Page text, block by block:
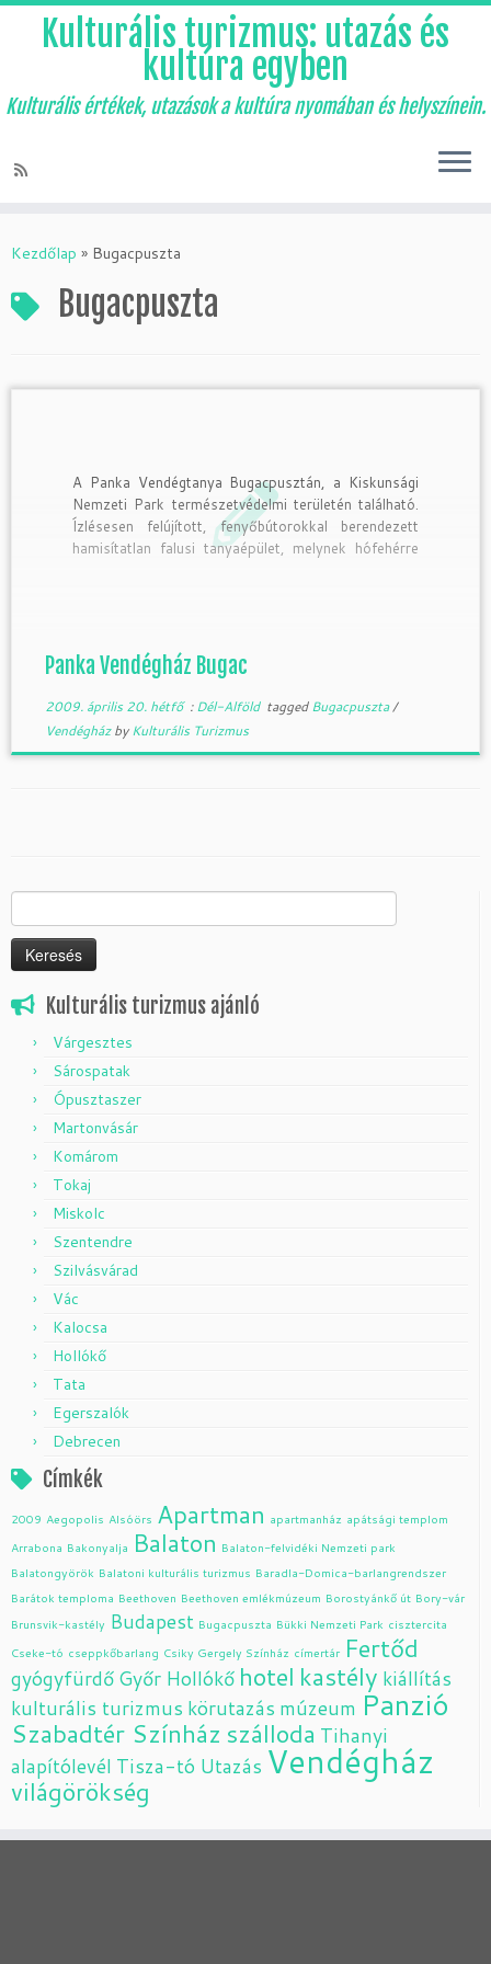
to
Kulturális turizmus: utazás és
kultúra egyben
Kulturális értékek, utazások a kultúra nyomában és helyszínein.
Kezdőlap » Bugacpuszta
Bugacpuszta
A Panka Vendégtanya Bugacpusztán, a Kiskunsági
Nemzeti Park természetvédelmi területén található.
Ízlésesen felújított, fenyőbútorokkal berendezett
hamisítatlan falusi tanyaépület, melynek hófehérre
melléképületek, […]
Panka Vendégház Bugac
2009. április 20. hétfő:Dél-Alföld taggedBugacpuszta/
VendégházbyKulturális Turizmus
Kulturális turizmus ajánló
Várgesztes
Sárospatak
Ópusztaszer
Martonvásár
Komárom
Tokaj
Miskolc
Szentendre
Szilvásvárad
Vác
Kalocsa
Hollókő
Tata
Egerszalók
Debrecen
Címkék
2009 Aegopolis Alsóörs Apartman apartmanház apátsági templom
Arrabona Bakonyalja Balaton Balaton-felvidéki Nemzeti park
Balatongyörök Balatoni kulturális turizmus Baradla-Domica-barlangrendszer
Barátok temploma Beethoven Beethoven emlékmúzeum Borostyánkő út Bory-vár
Brunsvik-kastély Budapest Bugacpuszta Bükki Nemzeti Park cisztercita
Cseke-tó cseppkőbarlang Csiky Gergely Színház címertár Fertőd
gyógyfürdő Győr Hollókő hotel kastély kiállítás
kulturális turizmus körutazás múzeum Panzió
Szabadtér Színház szálloda Tihanyi
alapítólevél Tisza-tó Utazás Vendégház
világörökség